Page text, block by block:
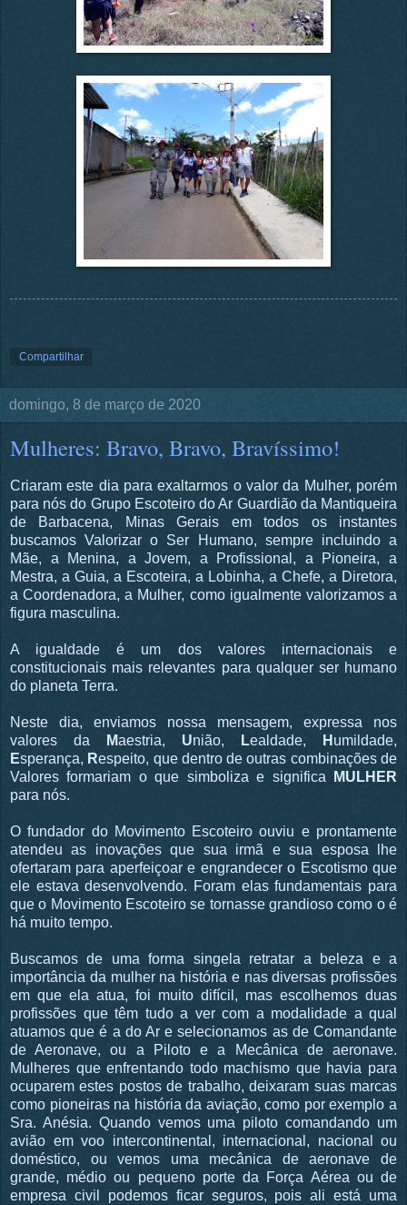
Compartilhar
domingo, 8 de março de 2020
Mulheres: Bravo, Bravo, Bravíssimo!
Criaram este dia para exaltarmos o valor da Mulher, porém
para nós do Grupo Escoteiro do Ar Guardião da Mantiqueira
de Barbacena, Minas Gerais em todos os instantes
buscamos Valorizar o Ser Humano, sempre incluindo a
Mãe, a Menina, a Jovem, a Profissional, a Pioneira, a
Mestra, a Guia, a Escoteira, a Lobinha, a Chefe, a Diretora,
a Coordenadora, a Mulher, como igualmente valorizamos a
figura masculina.
A igualdade é um dos valores internacionais e
constitucionais mais relevantes para qualquer ser humano
do planeta Terra.
Neste dia, enviamos nossa mensagem, expressa nos
valores da
Maestria, União, Lealdade, H umildade,
Esperança, Respeito, que dentro de outras combinações de
Valores formariam o que simboliza e significa
MULHER
para nós.
O fundador do Movimento Escoteiro ouviu e prontamente
atendeu as inovações que sua irmã e sua esposa lhe
ofertaram para aperfeiçoar e engrandecer o Escotismo que
ele estava desenvolvendo. Foram elas fundamentais para
que o Movimento Escoteiro se tornasse grandioso como o é
há muito tempo.
Buscamos de uma forma singela retratar a beleza e a
importância da mulher na história e nas diversas profissões
em que ela atua, foi muito difícil, mas escolhemos duas
profissões que têm tudo a ver com a modalidade a qual
atuamos que é a do Ar e selecionamos as de Comandante
de Aeronave, ou a Piloto e a Mecânica de aeronave.
Mulheres que enfrentando todo machismo que havia para
ocuparem estes postos de trabalho, deixaram suas marcas
como pioneiras na história da aviação, como por exemplo a
Sra. Anésia. Quando vemos uma piloto comandando um
avião em voo intercontinental, internacional, nacional ou
doméstico, ou vemos uma mecânica de aeronave de
grande, médio ou pequeno porte da Força Aérea ou de
empresa civil podemos ficar seguros, pois ali está uma